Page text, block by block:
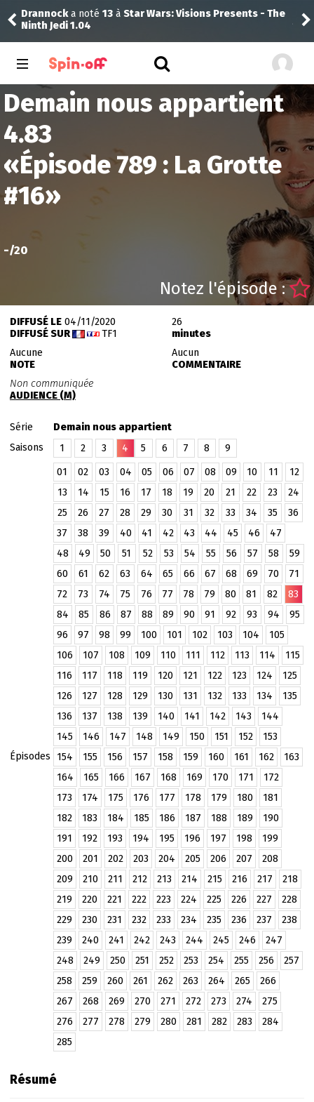
Drannocka noté 13 à Star Wars: Visions Presents - The
Ninth Jedi 1.04
Demain nous appartient
4.83
«Épisode 789 : La Grotte
#16»
-/20
Notez l'épisode :
DIFFUSÉ LE04/11/2020
DIFFUSÉ SUR
TF1
26
minutes
Aucune
NOTE
Aucun
COMMENTAIRE
Non communiquée
AUDIENCE (M)
Série
Demain nous appartient
Saisons
1 2 3 4 5 6 7 8 9
Épisodes
01 02 03 04 05 06 07 08 09 10 11
12
13
14 15 16 17 18 19 20 21 22 23
24
25
26 27 28 29 30 31 32 33 34 35
36
37
38 39 40 41 42 43 44 45 46
47
48
49 50 51 52 53 54 55 56 57 58
59
60
61 62 63 64 65 66 67 68 69 70
71
72
73 74 75 76 77 78 79 80 81 82
83
84
85 86 87 88 89 90 91 92 93 94
95
96
97 98 99 100 101 102 103 104
105
106
107 108 109 110 111 112 113 114
115
116
117 118 119 120 121 122 123 124
125
126
127 128 129 130 131 132 133 134
135
136
137 138 139 140 141 142 143
144
145
146 147 148 149 150 151 152
153
154
155 156 157 158 159 160 161 162
163
164
165 166 167 168 169 170 171
172
173
174 175 176 177 178 179 180
181
182
183 184 185 186 187 188 189
190
191
192 193 194 195 196 197 198
199
200
201 202 203 204 205 206 207
208
209
210 211 212 213 214 215 216 217
218
219
220 221 222 223 224 225 226 227
228
229
230 231 232 233 234 235 236 237
238
239
240 241 242 243 244 245 246
247
248
249 250 251 252 253 254 255 256
257
258
259 260 261 262 263 264 265
266
267
268 269 270 271 272 273 274
275
276
277 278 279 280 281 282 283
284
285
Résumé